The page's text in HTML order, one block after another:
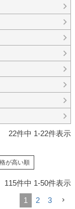
22件中 1-22件表示
が高い順
115件中 1-50件表示
1
2 3